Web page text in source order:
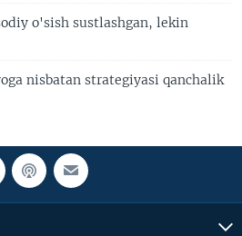
o'sish sustlashgan, lekin
nisbatan strategiyasi qanchalik